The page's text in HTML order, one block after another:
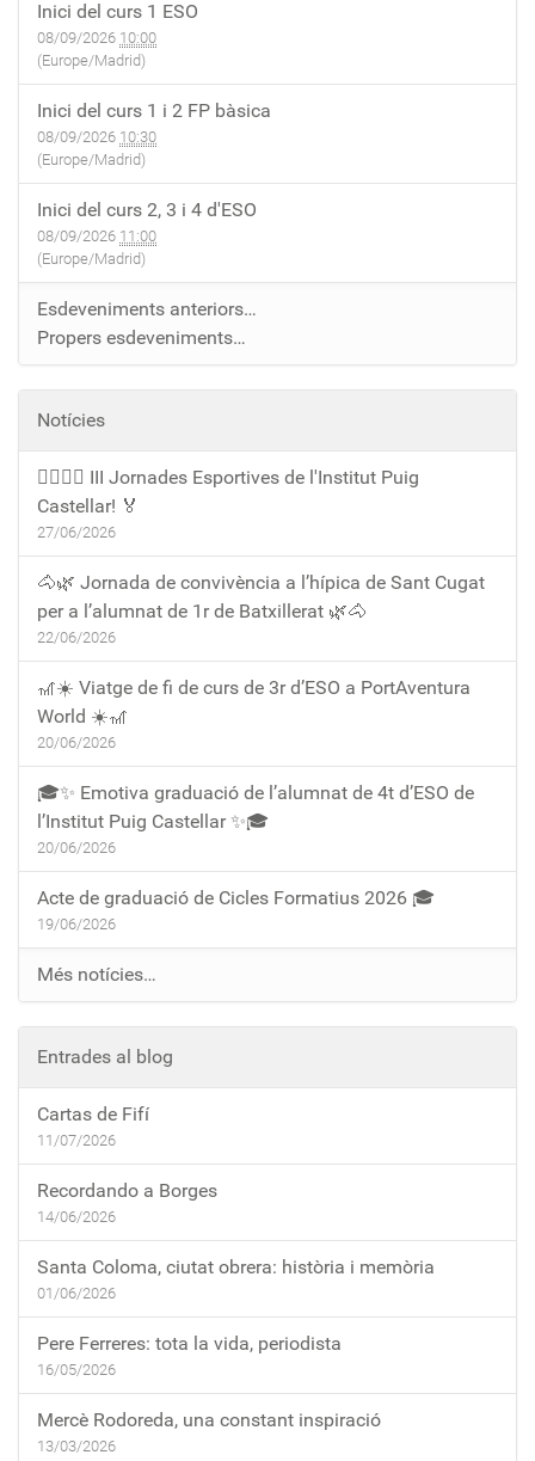
Inici del curs 1 ESO
08/09/2026 10:00
(Europe/Madrid)
Inici del curs 1 i 2 FP bàsica
08/09/2026 10:30
(Europe/Madrid)
Inici del curs 2, 3 i 4 d'ESO
08/09/2026 11:00
(Europe/Madrid)
Esdeveniments anteriors…
Propers esdeveniments…
Notícies
🏃‍♀️🏃‍♂️ III Jornades Esportives de l'Institut Puig
Castellar! 🏅
27/06/2026
🐴🌿 Jornada de convivència a l’hípica de Sant Cugat
per a l’alumnat de 1r de Batxillerat 🌿🐴
22/06/2026
🎢☀️ Viatge de fi de curs de 3r d’ESO a PortAventura
World ☀️🎢
20/06/2026
🎓✨ Emotiva graduació de l’alumnat de 4t d’ESO de
l’Institut Puig Castellar ✨🎓
20/06/2026
Acte de graduació de Cicles Formatius 2026 🎓
19/06/2026
Més notícies…
Entrades al blog
Cartas de Fifí
11/07/2026
Recordando a Borges
14/06/2026
Santa Coloma, ciutat obrera: història i memòria
01/06/2026
Pere Ferreres: tota la vida, periodista
16/05/2026
Mercè Rodoreda, una constant inspiració
13/03/2026